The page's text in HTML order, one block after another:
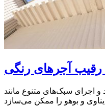
رقیب آجرهای رنگی
و اجرای سبک‌های متنوع مانند